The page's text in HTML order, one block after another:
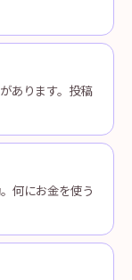
あります。投稿
何にお金を使う